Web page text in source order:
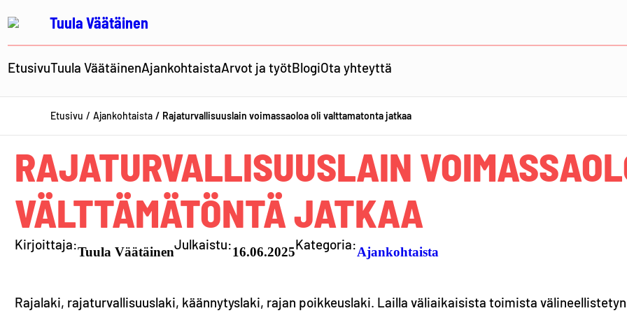
sisältöön Tuula Väätäinen
EtusivuTuula VäätäinenAjankohtaistaArvot ja työtBlogiOta yhteyttä
Etusivu Ajankohtaista Rajaturvallisuuslain voimassaoloa oli valttamatonta jatkaa
RAJATURVALLISUUSLAIN
VÄLTTÄMÄTÖNTÄ JATKAA
Kirjoittaja:Tuula VäätäinenJulkaistu:16.06.2025Kategoria:Ajankohtaista
Rajalaki, rajaturvallisuuslaki, käännytyslaki, rajan poikkeuslaki. Lailla väliaikaisista toimista välineellistetyn